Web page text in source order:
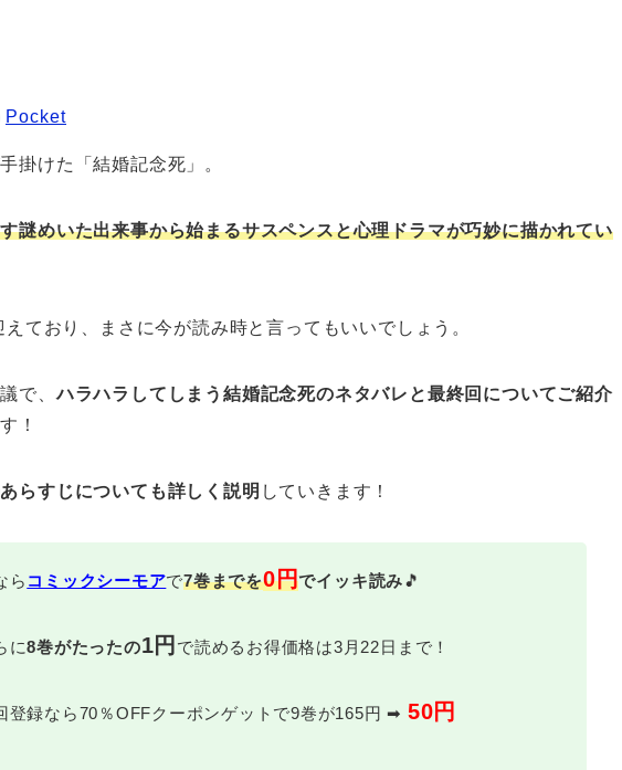
Pocket
掛けた「結婚記念死」。
謎めいた出来事から始まるサスペンスと心理ドラマが巧妙に描かれてい
ており、まさに今が読み時と言ってもいいでしょう。
で、ハラハラしてしまう結婚記念死のネタバレと最終回についてご紹介
！
らすじについても詳しく説明 していきます！
ら コミックシーモアで7巻までを0円でイッキ読み🎵
に8巻がたったの1円 で読めるお得価格は3月22日まで！
登録なら70％OFFクーポンゲットで9巻が165円 ➡︎ 50円